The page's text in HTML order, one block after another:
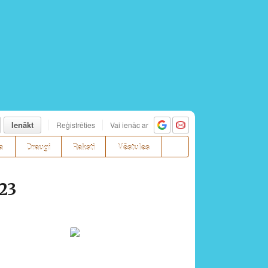
Ienākt Reģistrēties Vai ienāc ar
Draugi Raksti Vēstules